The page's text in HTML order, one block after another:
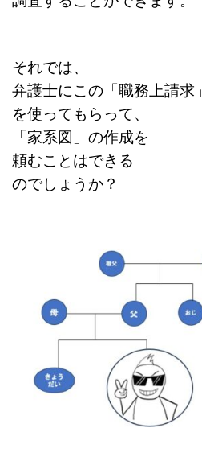
それでは、
弁護士にこの「職務上請求」
を使ってもらって、
「家系図」の作成を
頼むことはできる
のでしょうか？